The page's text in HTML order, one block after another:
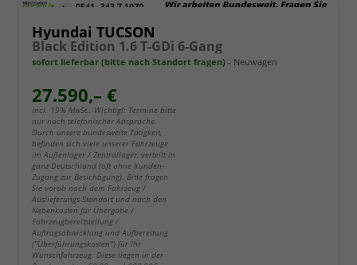
Hyundai TUCSON
Black Edition 1.6 T-GDi 6-Gang
sofort lieferbar (bitte nach Standort fragen) Neuwagen
27.590,– €
incl. 19% MwSt.. Wichtig!: Termine bitte
nur nach telefonischer Absprache.
Durch unsere bundesweite Tätigkeit,
befinden sich viele unserer Fahrzeuge
im Außenlager / Zentrallager, verteilt in
ganz Deutschland (oft ohne Kunden-
Zugang zur Besichtigung). Bitte fragen
Sie vorab nach dem Fahrzeug /
Auslieferungs-Standort und nach den
Nebenkosten für Übergabe /
Fahrzeugbereitstellung /
Auftragsabwicklung und Aufbereitung
("Überführungskosten") für Ihr
Wunschfahrzeug. Diese liegen in der